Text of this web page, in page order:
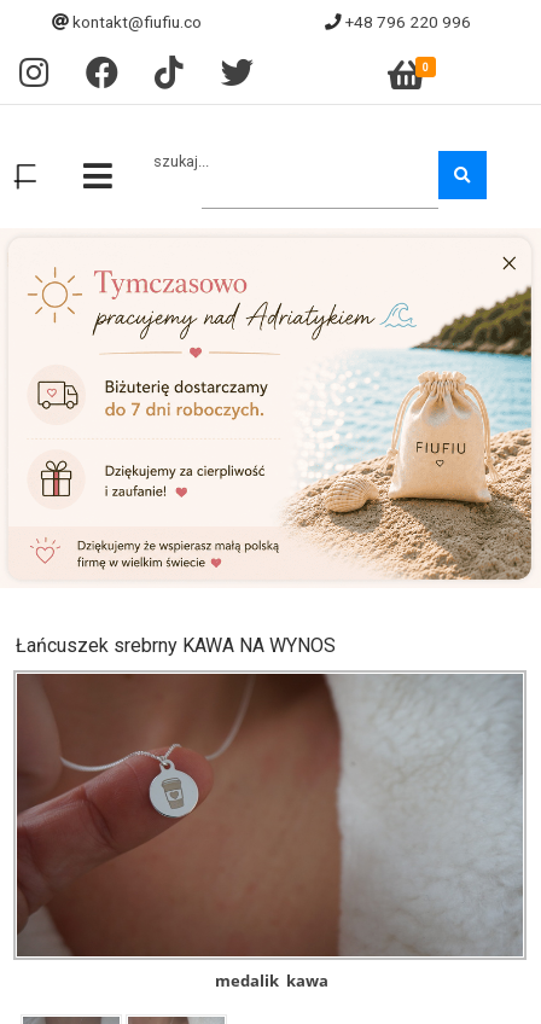
kontakt@fiufiu.co +48 796 220 996
0
szukaj...
Łańcuszek srebrny KAWA NA WYNOS
medalik kawa